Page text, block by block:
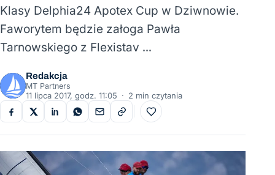
Klasy Delphia24 Apotex Cup w Dziwnowie.
Faworytem będzie załoga Pawła
Tarnowskiego z Flexistav …
Redakcja
MT Partners
11 lipca 2017, godz. 11:05 · 2 min czytania
Do ulubionych